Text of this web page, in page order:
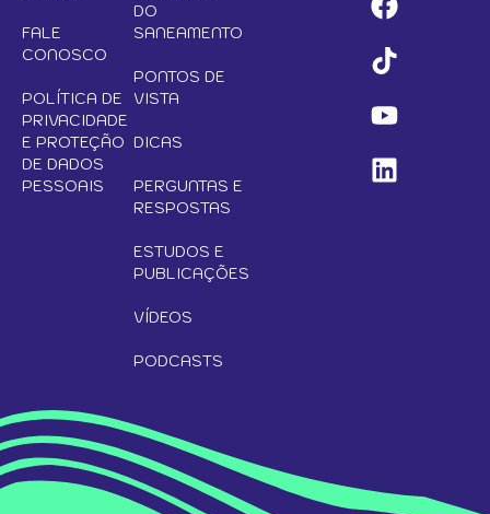
FALE
CONOSCO
POLÍTICA DE
PRIVACIDADE
E PROTEÇÃO
DE DADOS
PESSOAIS
DO
SANEAMENTO
PONTOS DE
VISTA
DICAS
PERGUNTAS E
RESPOSTAS
ESTUDOS E
PUBLICAÇÕES
VÍDEOS
PODCASTS